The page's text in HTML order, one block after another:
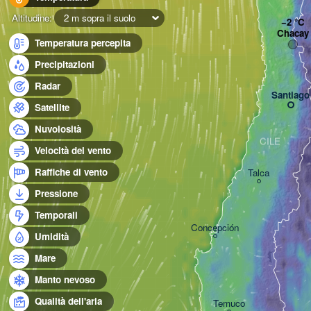
Altitudine:
2 m sopra il suolo
Temperatura percepita
Precipitazioni
Radar
Satellite
Nuvolosità
Velocità del vento
Raffiche di vento
Pressione
Temporali
Umidità
Mare
Manto nevoso
Qualità dell'aria
Santiago
Talca
Concepción
Temuco
CILE
Chacay